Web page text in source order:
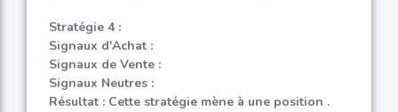
Stratégie 4 :
Signaux d'Achat :
Signaux de Vente :
Signaux Neutres :
Résultat : Cette stratégie mène à une position .